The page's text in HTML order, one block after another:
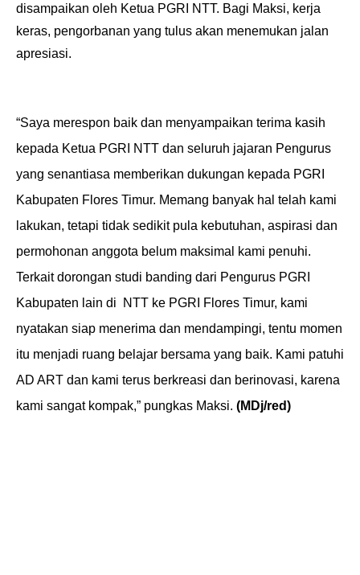
disampaikan oleh Ketua PGRI NTT. Bagi Maksi, kerja
keras, pengorbanan yang tulus akan menemukan jalan
apresiasi.
“Saya merespon baik dan menyampaikan terima kasih
kepada Ketua PGRI NTT dan seluruh jajaran Pengurus
yang senantiasa memberikan dukungan kepada PGRI
Kabupaten Flores Timur. Memang banyak hal telah kami
lakukan, tetapi tidak sedikit pula kebutuhan, aspirasi dan
permohonan anggota belum maksimal kami penuhi.
Terkait dorongan studi banding dari Pengurus PGRI
Kabupaten lain di
NTT ke PGRI Flores Timur, kami
nyatakan siap menerima dan mendampingi, tentu momen
itu menjadi ruang belajar bersama yang baik. Kami patuhi
AD ART dan kami terus berkreasi dan berinovasi, karena
kami sangat kompak,” pungkas Maksi. (MDj/red)